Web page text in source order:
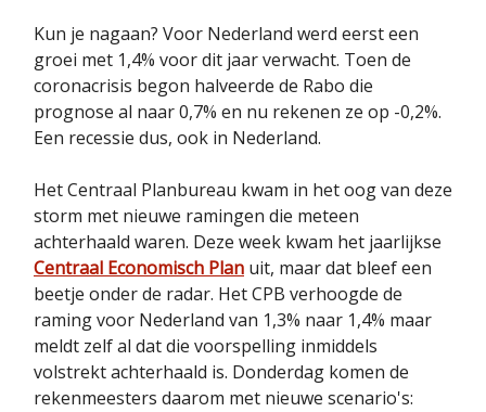
Kun je nagaan? Voor Nederland werd eerst een
groei met 1,4% voor dit jaar verwacht. Toen de
coronacrisis begon halveerde de Rabo die
prognose al naar 0,7% en nu rekenen ze op -0,2%.
Een recessie dus, ook in Nederland.
Het Centraal Planbureau kwam in het oog van deze
storm met nieuwe ramingen die meteen
achterhaald waren. Deze week kwam het jaarlijkse
Centraal Economisch Plan uit, maar dat bleef een
beetje onder de radar. Het CPB verhoogde de
raming voor Nederland van 1,3% naar 1,4% maar
meldt zelf al dat die voorspelling inmiddels
volstrekt achterhaald is. Donderdag komen de
rekenmeesters daarom met nieuwe scenario's: